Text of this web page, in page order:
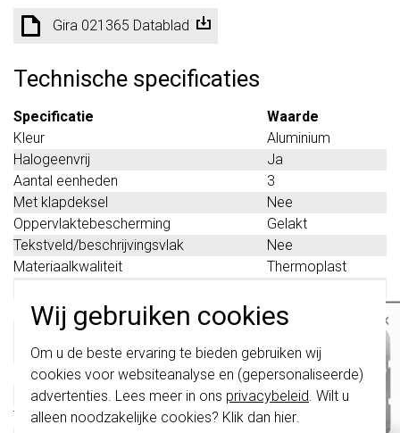
Wij gebruiken cookies
Om u de beste ervaring te bieden gebruiken wij
cookies voor websiteanalyse en (gepersonaliseerde)
advertenties. Lees meer in ons privacybeleid . Wilt u
alleen noodzakelijke cookies? Klik dan hier
Gira 021365 Datablad
Technische specificaties
Specificatie
Waarde
Kleur
Aluminium
Halogeenvrij
Ja
Aantal eenheden
3
Met klapdeksel
Nee
Oppervlaktebescherming
Gelakt
Tekstveld/beschrijvingsvlak
Nee
Materiaalkwaliteit
Thermoplast
Bevestigingswijze
Klembevestiging
Montagerichting
Horizontaal en
verticaal
Beschermingsgraad (IP)
IP44
Geschikt voor vloerpot
Nee
Transparant
Nee
×
schakelwippen zijn vernieuwd. Ze zijn
niette combineren met de schakelaars
van vóór augustus 2024.
Klik hiervoor meer informatie, zodat je